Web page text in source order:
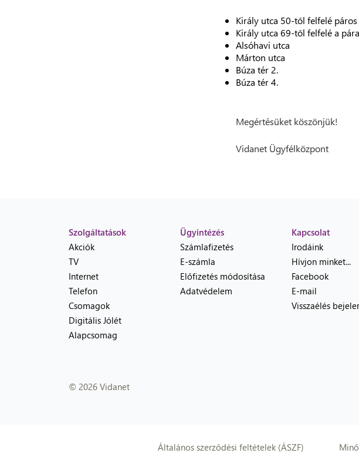
Király utca 50-től felfelé
Király utca 69-től felfelé a
Alsóhavi utca
Márton utca
Búza tér 2.
Búza tér 4.
Megértésüket köszönjük!
Vidanet Ügyfélközpont
Szolgáltatások
Akciók
TV
Internet
Telefon
Csomagok
Digitális Jólét
Alapcsomag
Ügyintézés
Számlafizetés
E-számla
Előfizetés módosítása
Adatvédelem
Kapcsolat
Irodáink
Hívjon minket...
Facebook
E-mail
Visszaélés
© 2026 Vidanet
Általános szerződési feltételek (ÁSZF)